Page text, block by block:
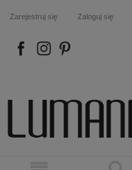
Zarejestruj się Zaloguj się
FB IN P